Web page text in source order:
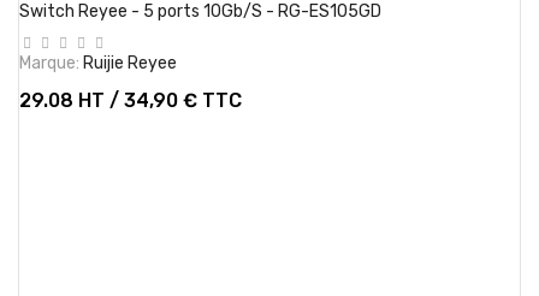
Switch Reyee - 5 ports 10Gb/S - RG-ES105GD
Marque: Ruijie Reyee
29.08 HT / 34,90 € TTC